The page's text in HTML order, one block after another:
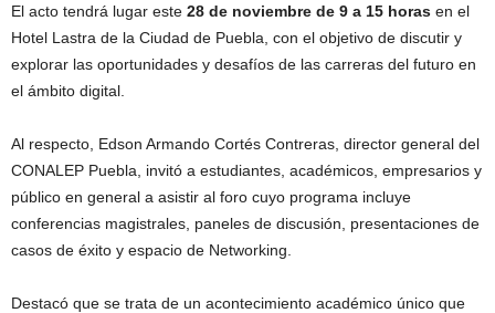
El acto tendrá lugar este 28 de noviembre de 9 a 15 horas en el
Hotel Lastra de la Ciudad de Puebla, con el objetivo de discutir y
explorar las oportunidades y desafíos de las carreras del futuro en
el ámbito digital.
Al respecto, Edson Armando Cortés Contreras, director general del
CONALEP Puebla, invitó a estudiantes, académicos, empresarios y
público en general a asistir al foro cuyo programa incluye
conferencias magistrales, paneles de discusión, presentaciones de
casos de éxito y espacio de Networking.
Destacó que se trata de un acontecimiento académico único que